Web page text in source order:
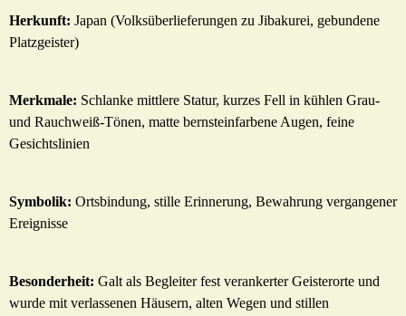
Herkunft: Japan (Volksüberlieferungen zu Jibakurei, gebundene
Platzgeister)
Merkmale: Schlanke mittlere Statur, kurzes Fell in kühlen Grau-
und Rauchweiß-Tönen, matte bernsteinfarbene Augen, feine
Gesichtslinien
Symbolik: Ortsbindung, stille Erinnerung, Bewahrung vergangener
Ereignisse
Besonderheit: Galt als Begleiter fest verankerter Geisterorte und
wurde mit verlassenen Häusern, alten Wegen und stillen